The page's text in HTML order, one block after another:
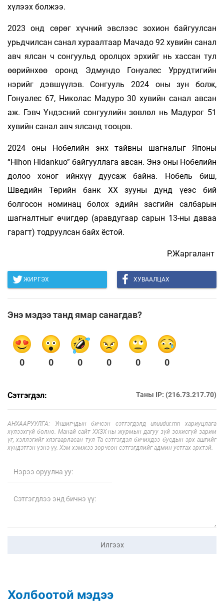
хүлээх болжээ.
2023 онд сөрөг хүчний эвслээс зохион байгуулсан
урьдчилсан санал хураалтаар Мачадо 92 хувийн санал
авч ялсан ч сонгуульд оролцох эрхийг нь хассан тул
өөрийнхөө оронд Эдмундо Гонуалес Уррудтигийн
нэрийг дэвшүүлэв. Сонгууль 2024 оны зун болж,
Гонуалес 67, Николас Мадуро 30 хувийн санал авсан
аж. Гэвч Үндэсний сонгуулийн зөвлөл нь Мадурог 51
хувийн санал авч ялсанд тооцов.
2024 оны Нобелийн энх тайвны шагналыг Японы
“Hihon Hidankuo” байгууллага авсан. Энэ оны Нобелийн
долоо хоног ийнхүү дуусаж байна. Нобель биш,
Шведийн Төрийн банк ХХ зууны дунд үеэс бий
болгосон номинац болох эдийн засгийн салбарын
шагналтныг өчигдөр (аравдугаар сарын 13-ны даваа
гарагт) тодруулсан байх ёстой.
Р.Жаргалант
ЖИРГЭХ ХУВААЛЦАХ
Энэ мэдээ танд ямар санагдав?
0 0 0 0 0 0
Сэтгэгдэл: Таны IP: (216.73.217.70)
АНХААРУУЛГА: Уншигчдын бичсэн сэтгэгдэлд unuudur.mn хариуцлага
хүлээхгүй болно. Манай сайт ХХЗХ-ны журмын дагуу зүй зохисгүй зарим
үг, хэллэгийг хязгаарласан тул Та сэтгэгдэл бичихдээ бусдын эрх ашгийг
хүндэтгэн үзнэ үү. Хэм хэмжээ зөрчсөн сэтгэгдлийг админ устгах эрхтэй.
Илгээх
Холбоотой мэдээ